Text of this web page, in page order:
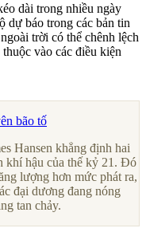
dài trong nhiều ngày
dự báo trong các bản tin
trời có thể chênh lệch
vào các điều kiện
bão tố
Hansen khẳng định hai
khí hậu của thế kỷ 21. Đó
lượng hơn mức phát ra,
đại dương đang nóng
tan chảy.